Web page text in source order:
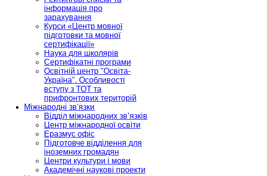
інформація про
зарахування
Курси «Центр мовної
підготовки та мовної
сертифікації»
Наука для школярів
Сертифікатні програми
Освітній центр "Освіта-
Україна". Особливості
вступу з ТОТ та
прифронтових територій
Міжнародні зв'язки
Відділ міжнародних зв’язків
Центр міжнародної освіти
Еразмус офіс
Підготовче відділення для
іноземних громадян
Центри культури і мови
Академічні наукові проекти